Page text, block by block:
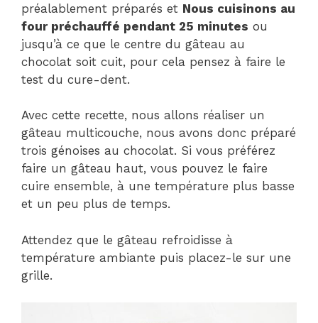
préalablement préparés et Nous cuisinons au
four préchauffé pendant 25 minutes ou
jusqu’à ce que le centre du gâteau au
chocolat soit cuit, pour cela pensez à faire le
test du cure-dent.
Avec cette recette, nous allons réaliser un
gâteau multicouche, nous avons donc préparé
trois génoises au chocolat. Si vous préférez
faire un gâteau haut, vous pouvez le faire
cuire ensemble, à une température plus basse
et un peu plus de temps.
Attendez que le gâteau refroidisse à
température ambiante puis placez-le sur une
grille.